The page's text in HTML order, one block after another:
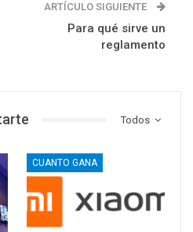
ARTÍCULO SIGUIENTE
Para qué sirve un
reglamento
Todos
CUANTO GANA